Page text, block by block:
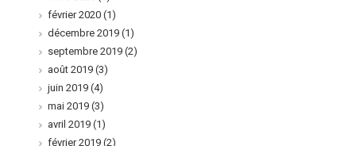
février 2020 (1)
décembre 2019 (1)
septembre 2019 (2)
août 2019 (3)
juin 2019 (4)
mai 2019 (3)
avril 2019 (1)
février 2019 (2)